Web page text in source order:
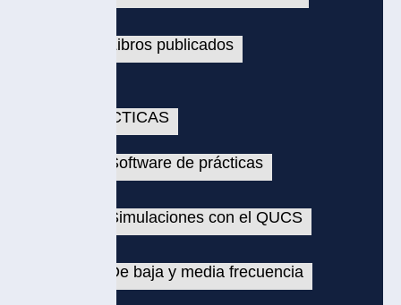
publicados
de prácticas
con el QUCS
baja y media frecuencia